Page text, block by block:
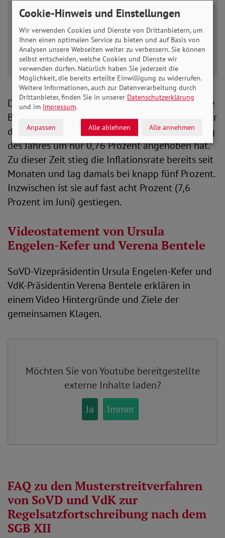
der Gesetzgeber dabei nicht auf die reguläre
Fortschreibung der Regelbedarfsstufen
warten.“
(BVerfG 23.7.2014 – 1 BvL 10/12 ua, Rn. 144).
Das aber, so die beiden Sozialverbände, habe die
Bundesregierung getan, als sie die Regelsätze für
die Grundsicherung im Alter und Hartz IV Anfang
des Jahres um nur 0,76 Prozent angehoben hat.
Zu dieser Zeit stieg die Inflationsrate bereits seit
Monaten und lag damals bei knapp fünf Prozent.
Inzwischen ist sie auf fast acht Prozent (7,6
Prozent im Juni) gestiegen.
Videostatement von Ursula
Engelen-Kefer und Verena Bentele
SoVD-Vizepräsidentin Ursula Engelen-Kefer und
VdK-Präsidentin Verena Bentele erklären in
einem Video Hintergründe und Ziele der
gemeinsamen Klagen.
Möchten Sie vonYoutube bereitgestellte
externe Inhalte laden?
Ja
Immer
FAQ zu den Musterstreitverfahren
von SoVD und VdK zur
Regelsatzfortschreibung nach dem
SGB XII
Cookie-Hinweis und Einstellungen
Wir verwenden Cookies und Dienste von Drittanbietern, um
Ihnen einen optimalen Service zu bieten und auf Basis von
Analysen unsere Webseiten weiter zu verbessern. Sie können
selbst entscheiden, welche Cookies und Dienste wir
verwenden dürfen. Natürlich haben Sie jederzeit die
Möglichkeit, die bereits erteilte Einwilligung zu widerrufen.
Weitere Informationen, auch zur Datenverarbeitung durch
Drittanbieter, finden Sie in unserer Datenschutzerklärung
und im Impressum.
Anpassen Alle ablehnen Alle annehmen